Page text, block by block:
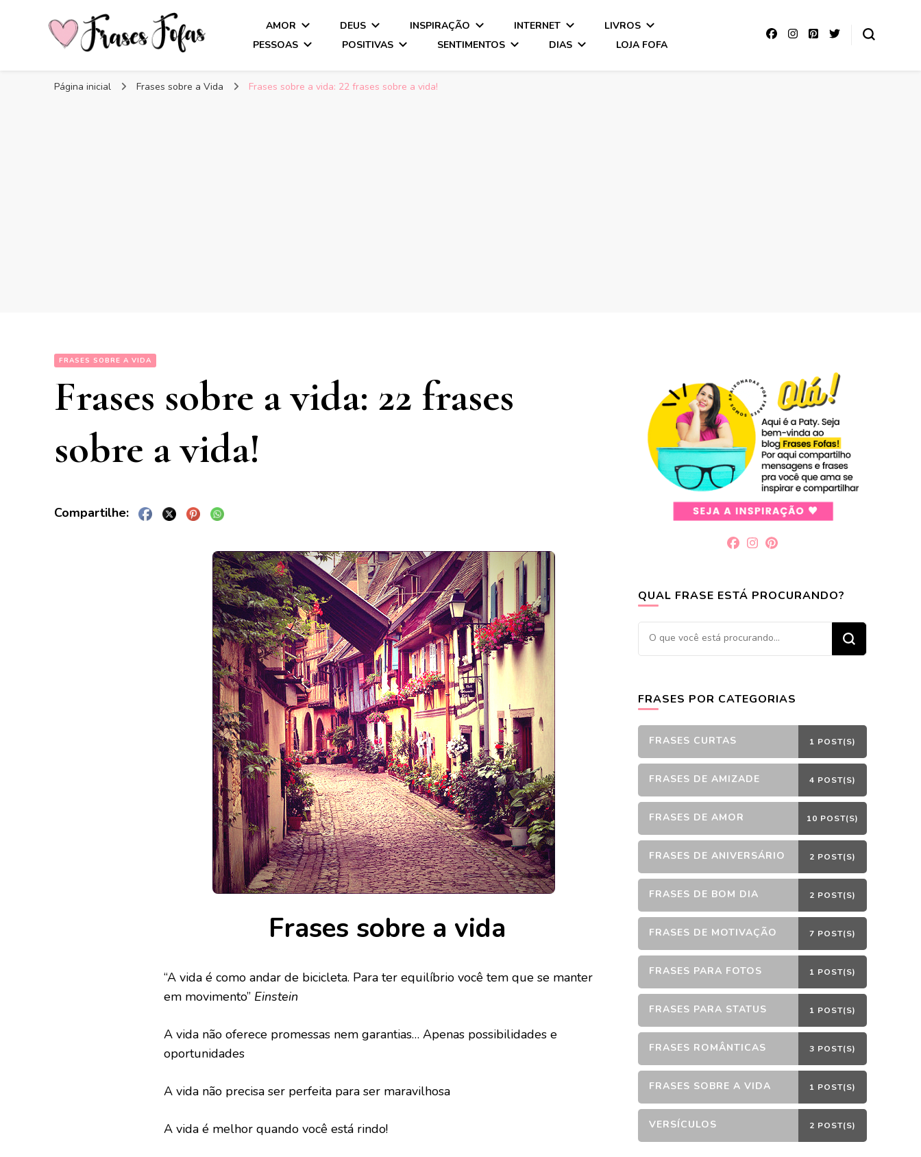
Frases Fofas
AMOR DEUS INSPIRAÇÃO INTERNET
LIVROS
PESSOAS
POSITIVAS SENTIMENTOS DIAS LOJA FOFA
Página inicial Frases sobre a Vida Frases sobre a vida: 22 frases sobre a vida!
FRASES SOBRE A VIDA
Frases sobre a vida: 22 frases
sobre a vida!
Frases sobre a vida
“A vida é como andar de bicicleta. Para ter equilíbrio você tem que se manter
em movimento” Einstein
A vida não oferece promessas nem garantias… Apenas possibilidades e
oportunidades
A vida não precisa ser perfeita para ser maravilhosa
A vida é melhor quando você está rindo!
QUAL FRASE ESTÁ PROCURANDO?
Procurando
algo?
FRASES POR CATEGORIAS
FRASES CURTAS 1 POST(S)
FRASES DE AMIZADE 4 POST(S)
FRASES DE AMOR 10 POST(S)
FRASES DE ANIVERSÁRIO 2 POST(S)
FRASES DE BOM DIA 2 POST(S)
FRASES DE MOTIVAÇÃO 7 POST(S)
FRASES PARA FOTOS 1 POST(S)
FRASES PARA STATUS 1 POST(S)
FRASES ROMÂNTICAS 3 POST(S)
FRASES SOBRE A VIDA 1 POST(S)
VERSÍCULOS 2 POST(S)